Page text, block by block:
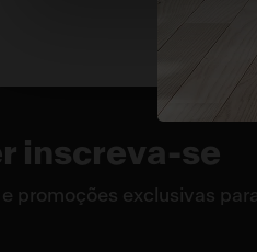
inscreva-se
promoções exclusivas